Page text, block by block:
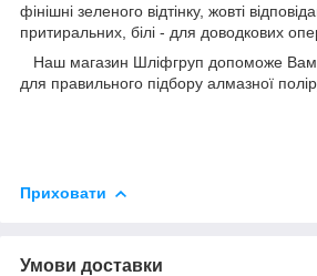
фінішні зеленого відтінку, жовті
притиральних, білі - для доводкових
Наш магазин Шліфгруп допоможе Вам
для правильного підбору алмазної
Приховати
Умови доставки